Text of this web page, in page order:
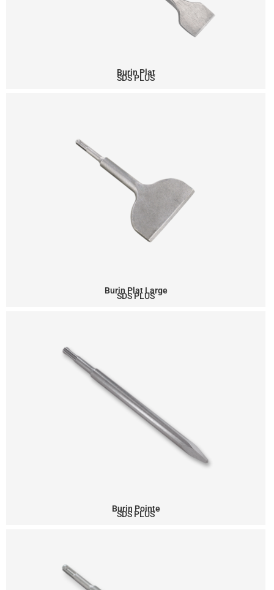
Burin Plat
SDS PLUS
Burin Plat Large
SDS PLUS
Burin Pointe
SDS PLUS